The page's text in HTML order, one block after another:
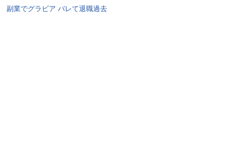
副業でグラビア バレて退職過去